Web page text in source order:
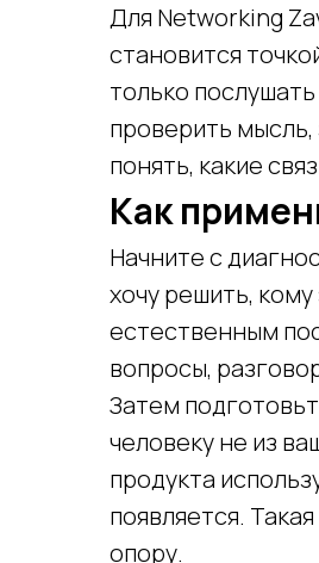
Для Networking
становится
только
проверить
понять, какие
Как
Начните с
хочу решить,
естественным
вопросы,
Затем
человеку не из
продукта
появляется.
опору.